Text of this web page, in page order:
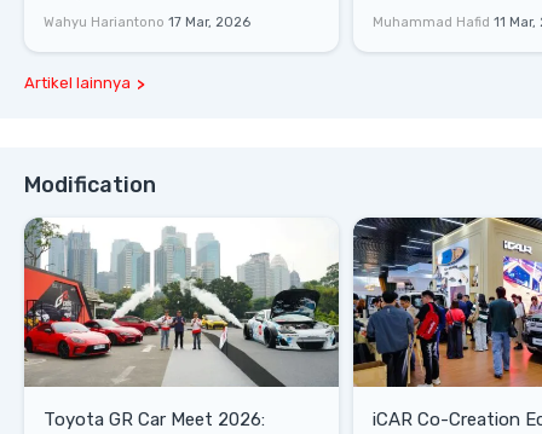
Wahyu Hariantono 17 Mar, 2026 Muhammad Hafid 11
Artikel lainnya
Modification
Toyota GR Car Meet 2026:
iCAR Co-Creation